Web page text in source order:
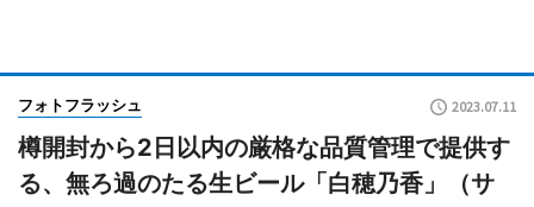
フォトフラッシュ 2023.07.11
樽開封から2日以内の厳格な品質管理で提供す
る、無ろ過のたる生ビール「白穂乃香」（サ